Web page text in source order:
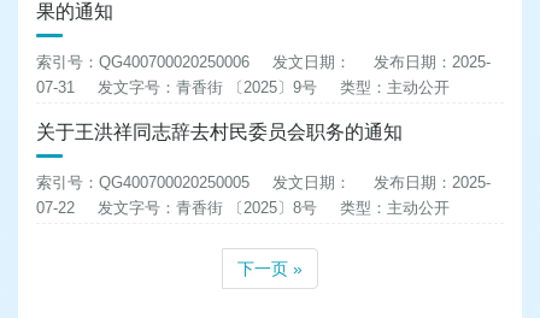
果的通知
索引号：QG400700020250006 发文日期：
发布日期：2025-
07-31
发文字号：青香街 〔2025〕9号 类型：主动公开
关于王洪祥同志辞去村民委员会职务的通知
索引号：QG400700020250005 发文日期：
发布日期：2025-
07-22
发文字号：青香街 〔2025〕8号 类型：主动公开
下一页 »